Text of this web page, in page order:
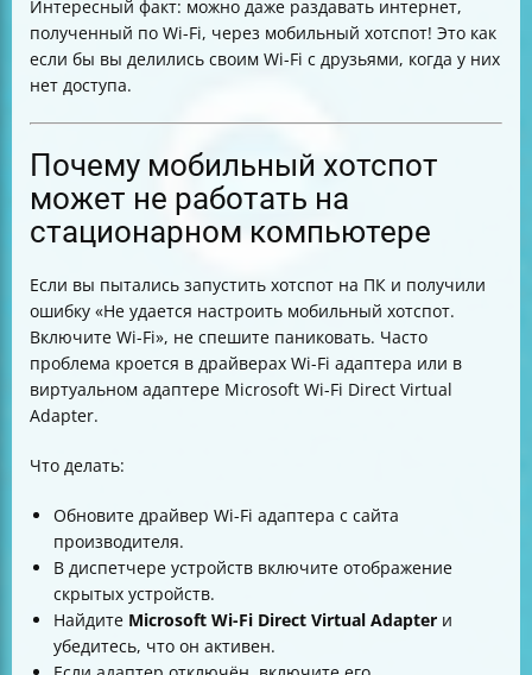
Интересный факт: можно даже раздавать интернет,
полученный по Wi-Fi, через мобильный хотспот! Это как
если бы вы делились своим Wi-Fi с друзьями, когда у них
нет доступа.
Почему мобильный хотспот
может не работать на
стационарном компьютере
Если вы пытались запустить хотспот на ПК и получили
ошибку «Не удается настроить мобильный хотспот.
Включите Wi-Fi», не спешите паниковать. Часто
проблема кроется в драйверах Wi-Fi адаптера или в
виртуальном адаптере Microsoft Wi-Fi Direct Virtual
Adapter.
Что делать:
Обновите драйвер Wi-Fi адаптера с сайта
производителя.
В диспетчере устройств включите отображение
скрытых устройств.
Найдите Microsoft Wi-Fi Direct Virtual Adapter и
убедитесь, что он активен.